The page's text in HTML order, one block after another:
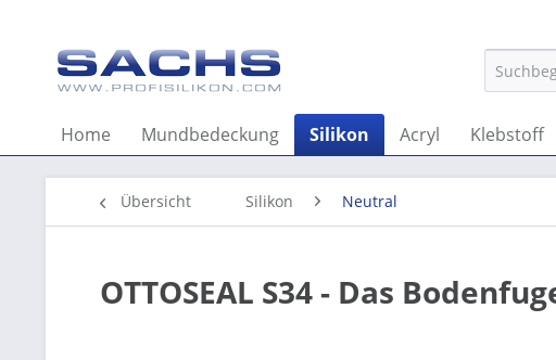
Home Mundbedeckung Silikon Acryl Klebstoff
Übersicht Silikon Neutral
OTTOSEAL S34 - Das